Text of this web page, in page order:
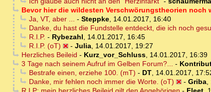
Bevor hier die wildesten Verschwörungstheorien noch
Ja, VT, aber ... - Steppke, 14.01.2017, 16:40
Danke, du hast die Fundstelle entdeckt, die ich noch
R.I.P. - Rybezahl, 14.01.2017, 16:45
R.I.P. (oT)
- Julia, 14.01.2017, 19:27
Herzliches Beileid - Kurz_vor_Schluss, 14.01.2017, 16:39
3 Tage nach seinem Aufruf im Gelben Forum?... -
Bestrafe einen, erziehe 100. (mT) - DT, 14.01.2017,
Danke, mir fehlen noch immer die Worte. (oT)
- Griba,